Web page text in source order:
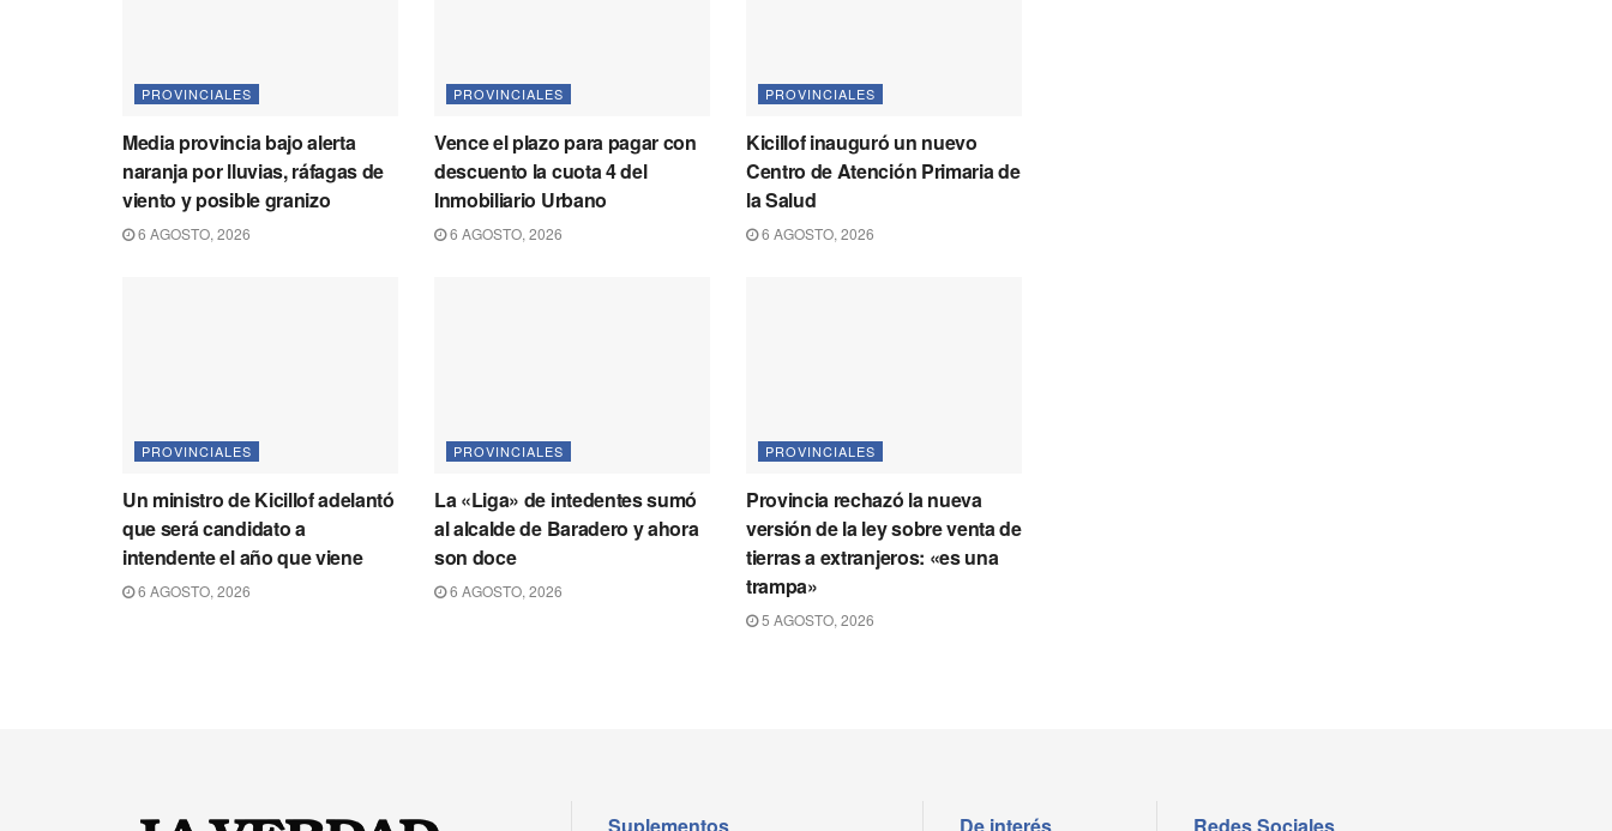
PROVINCIALES
Media provincia bajo alerta
naranja por lluvias, ráfagas de
viento y posible granizo
6 AGOSTO, 2026
PROVINCIALES
Vence el plazo para pagar con
descuento la cuota 4 del
Inmobiliario Urbano
6 AGOSTO, 2026
PROVINCIALES
Kicillof inauguró un nuevo
Centro de Atención Primaria de
la Salud
6 AGOSTO, 2026
PROVINCIALES
Un ministro de Kicillof adelantó
que será candidato a
intendente el año que viene
6 AGOSTO, 2026
PROVINCIALES
La «Liga» de intedentes sumó
al alcalde de Baradero y ahora
son doce
6 AGOSTO, 2026
PROVINCIALES
Provincia rechazó la nueva
versión de la ley sobre venta de
tierras a extranjeros: «es una
trampa»
5 AGOSTO, 2026